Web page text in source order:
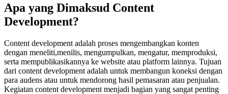
Apa yang Dimaksud Content
Development?
Content development adalah proses mengembangkan konten
dengan meneliti,menilis, mengumpulkan, mengatur, memproduksi,
serta mempublikasikannya ke website atau platform lainnya. Tujuan
dari content development adalah untuk membangun koneksi dengan
para audens atau untuk mendorong hasil pemasaran atau penjualan.
Kegiatan content development menjadi bagian yang sangat penting